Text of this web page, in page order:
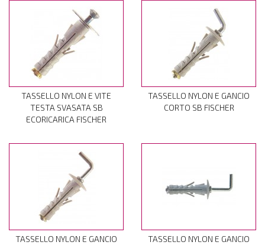
TASSELLO NYLON E VITE
TESTA SVASATA SB
ECORICARICA FISCHER
TASSELLO NYLON E GANCIO
CORTO SB FISCHER
TASSELLO NYLON E GANCIO
TASSELLO NYLON E GANCIO